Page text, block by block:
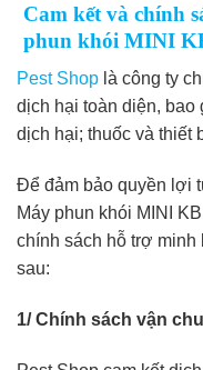
Cam kết và chính
phun khói MINI
Pest Shop là công ty
dịch hại toàn diện, bao
dịch hại; thuốc và thiết
Để đảm bảo quyền lợi
Máy phun khói MINI
chính sách hỗ trợ
sau:
1/ Chính sách vận